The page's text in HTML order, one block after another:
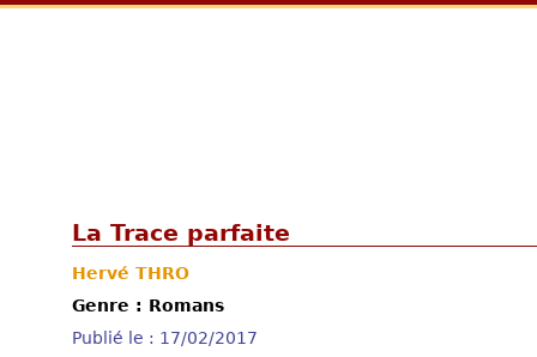
La Trace parfaite
Hervé THRO
Genre : Romans
Publié le : 17/02/2017